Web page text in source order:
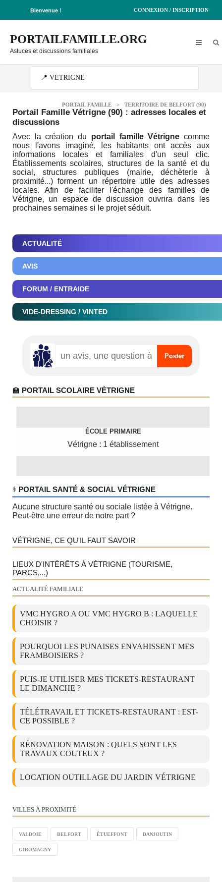
Bienvenue ! CONNEXION / INSCRIPTION
PORTAILFAMILLE.ORG
Astuces et discussions familiales
PORTAIL FAMILLE > TERRITOIRE DE BELFORT (90)
Portail Famille Vétrigne (90) : adresses locales et
discussions
Avec la création du portail famille Vétrigne comme
nous l'avons imaginé, les habitants ont accès aux
informations locales et familiales d'un seul clic.
Établissements scolaires, structures de la santé et du
social, structures publiques (mairie, déchèterie à
proximité...) forment un répertoire utile des adresses
locales. Afin de faciliter l'échange des familles de
Vétrigne, un espace de discussion ouvrira dans les
prochaines semaines si le projet séduit.
ACTUALITÉ
AVIS
FORUM / ENTRAIDE
VIDE-DRESSING / VINTED
🏫 PORTAIL SCOLAIRE VÉTRIGNE
ÉCOLE PRIMAIRE
Vétrigne : 1 établissement
‍⚕️ PORTAIL SANTÉ & SOCIAL VÉTRIGNE
Aucune structure santé ou sociale listée à Vétrigne.
Peut-être une erreur de notre part ?
VÉTRIGNE, CE QU'IL FAUT SAVOIR
LIEUX D'INTÉRÊTS À VÉTRIGNE (TOURISME,
PARCS,...)
ACTUALITÉ FAMILIALE
VMC HYGRO A OU VMC HYGRO B : LAQUELLE
CHOISIR ?
POURQUOI LES PUNAISES ENVAHISSENT MES
FRAMBOISIERS ?
PUIS-JE UTILISER MES TICKETS-RESTAURANT
LE DIMANCHE ?
TÉLÉTRAVAIL ET TICKETS-RESTAURANT : EST-
CE POSSIBLE ?
RÉNOVATION MAISON : QUELS SONT LES
TRAVAUX COUTEUX ?
LOCATION OUTILLAGE DU JARDIN VÉTRIGNE
VILLES À PROXIMITÉ
VALDOIE BELFORT ÉTUEFFONT DANJOUTIN
GIROMAGNY